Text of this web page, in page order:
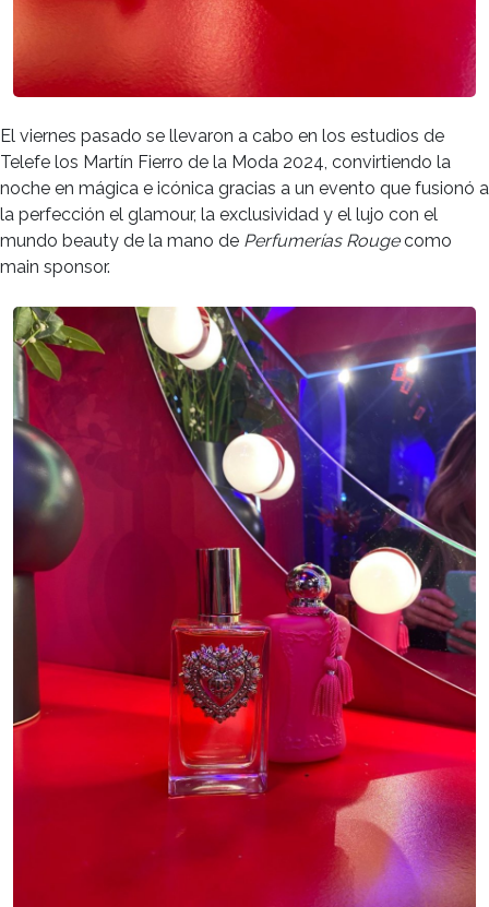
El viernes pasado se llevaron a cabo en los estudios de
Telefe los Martín Fierro de la Moda 2024, convirtiendo la
noche en mágica e icónica gracias a un evento que fusionó a
la perfección el glamour, la exclusividad y el lujo con el
mundo beauty de la mano de Perfumerías Rougecomo
main sponsor.